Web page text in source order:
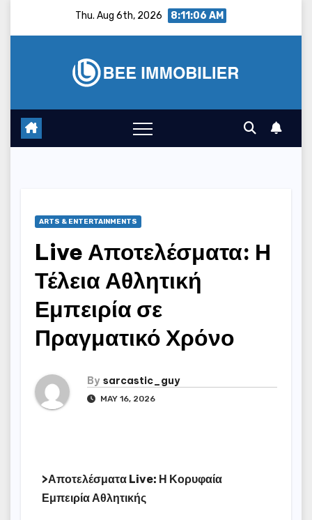
Thu. Aug 6th, 2026 8:11:07 AM
ARTS & ENTERTAINMENTS
Live Αποτελέσματα: Η
Τέλεια Αθλητική
Εμπειρία σε
Πραγματικό Χρόνο
By sarcastic_guy
MAY 16, 2026
>Αποτελέσματα Live: Η Κορυφαία
Εμπειρία Αθλητικής